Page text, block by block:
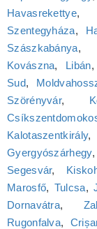
Havasrekettye,
Szentegyháza,
Szászkabánya,
Kovászna, Libán
Sud,
Szörényvár,
Kalotaszentkirály,
Gyergyószárhegy
Segesvár,
Marosfő, Tulcsa,
Dornavátra,
Rugonfalva,